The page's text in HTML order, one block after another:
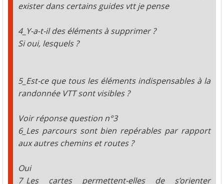
exister dans certains guides vtt je pense
4_Y-a-t-il des éléments à supprimer ?
Si oui, lesquels ?
5_Est-ce que tous les éléments indispensables à la
randonnée VTT sont visibles ?
Voir réponse question n°3
6_Les parcours sont bien repérables par rapport
aux autres chemins et routes ?
Oui
7_Les cartes permettent-elles de s’orienter